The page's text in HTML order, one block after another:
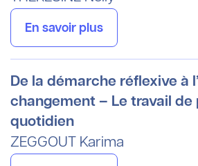
En savoir plus
De la démarche réflexive à
changement – Le travail
quotidien
ZEGGOUT Karima